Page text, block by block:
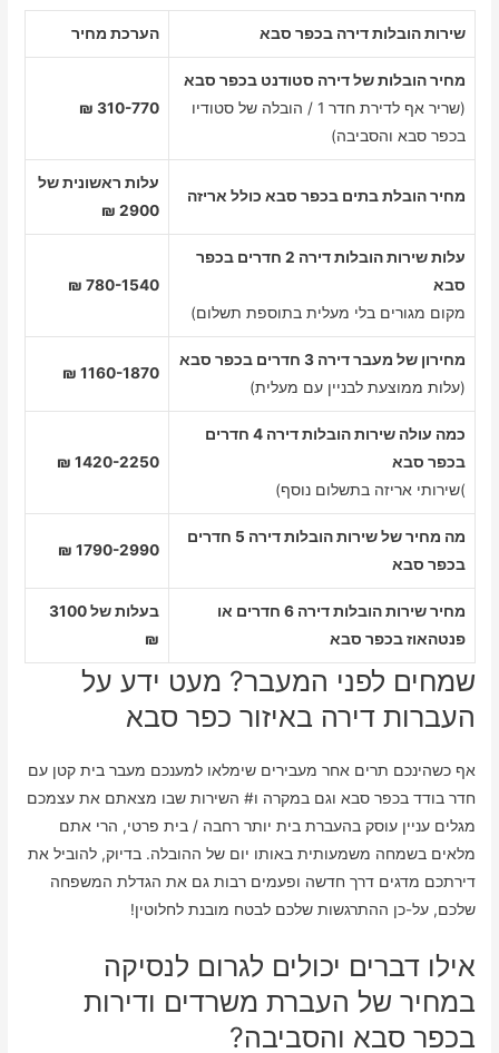
שירות הובלות דירה בכפר סבא הערכת מחיר
מחיר הובלות של דירה סטודנט בכפר סבא
(שריר אף לדירת חדר 1 / הובלה של סטודיו
בכפר סבא והסביבה)
310-770 ₪
מחיר הובלת בתים בכפר סבא כולל אריזה
עלות ראשונית של
2900 ₪
עלות שירות הובלות דירה 2 חדרים בכפר
סבא
מקום מגורים בלי מעלית בתוספת תשלום)
780-1540 ₪
מחירון של מעבר דירה 3 חדרים בכפר סבא
(עלות ממוצעת לבניין עם מעלית)
1160-1870 ₪
כמה עולה שירות הובלות דירה 4 חדרים
בכפר סבא
)שירותי אריזה בתשלום נוסף)
1420-2250 ₪
מה מחיר של שירות הובלות דירה 5 חדרים
בכפר סבא
1790-2990 ₪
מחיר שירות הובלות דירה 6 חדרים או
פנטהאוז בכפר סבא
בעלות של 3100
₪
שמחים לפני המעבר? מעט ידע על
העברות דירה באיזור כפר סבא
אף כשהינכם תרים אחר מעבירים שימלאו למענכם מעבר בית קטן עם
חדר בודד בכפר סבא וגם במקרה ו# השירות שבו מצאתם את עצמכם
מגלים עניין עוסק בהעברת בית יותר רחבה / בית פרטי, הרי אתם
מלאים בשמחה משמעותית באותו יום של ההובלה. בדיוק, להוביל את
דירתכם מדגים דרך חדשה ופעמים רבות גם את הגדלת המשפחה
שלכם, על-כן ההתרגשות שלכם לבטח מובנת לחלוטין!
אילו דברים יכולים לגרום לנסיקה
במחיר של העברת משרדים ודירות
בכפר סבא והסביבה?